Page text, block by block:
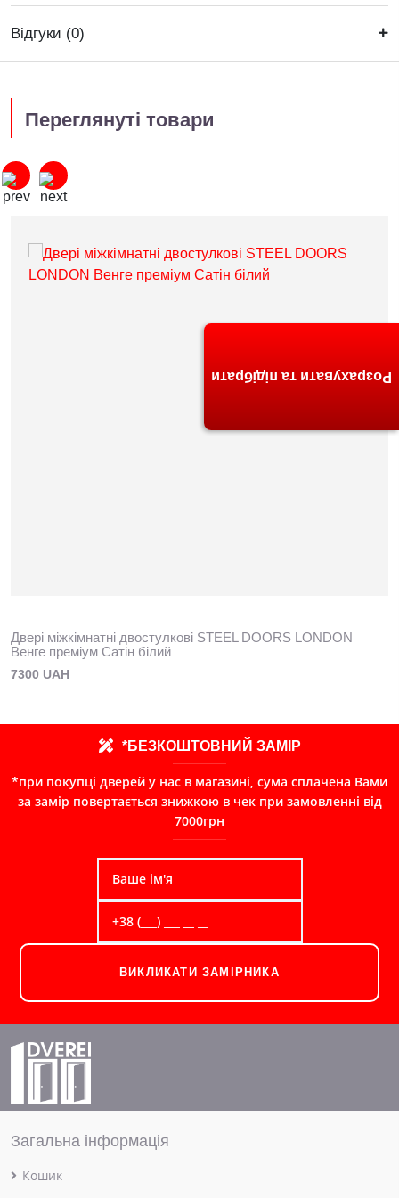
Відгуки (0)
Переглянуті товари
Двері міжкімнатні двостулкові STEЕL DOORS LONDON
Венге преміум Сатін білий
7300 UAH
*БЕЗКОШТОВНИЙ ЗАМІР
*при покупці дверей у нас в магазині, сума сплачена Вами
за замір повертається знижкою в чек при замовленні від
7000грн
ВИКЛИКАТИ ЗАМІРНИКА
Загальна інформація
Кошик
Розрахувати та підібрати